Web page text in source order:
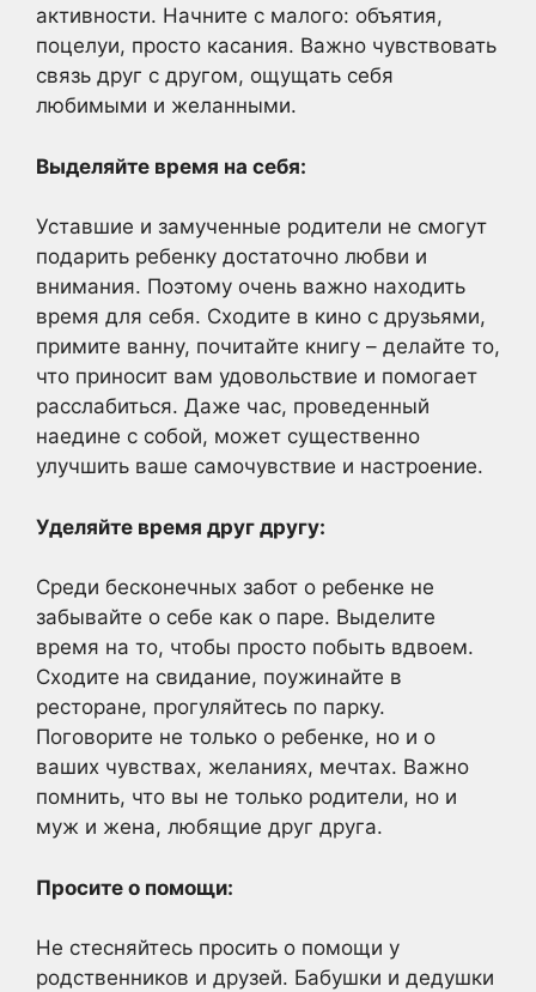
активности. Начните с малого: объятия,
поцелуи, просто касания. Важно чувствовать
связь друг с другом, ощущать себя
любимыми и желанными.
Выделяйте время на себя:
Уставшие и замученные родители не смогут
подарить ребенку достаточно любви и
внимания. Поэтому очень важно находить
время для себя. Сходите в кино с друзьями,
примите ванну, почитайте книгу – делайте то,
что приносит вам удовольствие и помогает
расслабиться. Даже час, проведенный
наедине с собой, может существенно
улучшить ваше самочувствие и настроение.
Уделяйте время друг другу:
Среди бесконечных забот о ребенке не
забывайте о себе как о паре. Выделите
время на то, чтобы просто побыть вдвоем.
Сходите на свидание, поужинайте в
ресторане, прогуляйтесь по парку.
Поговорите не только о ребенке, но и о
ваших чувствах, желаниях, мечтах. Важно
помнить, что вы не только родители, но и
муж и жена, любящие друг друга.
Просите о помощи:
Не стесняйтесь просить о помощи у
родственников и друзей. Бабушки и дедушки